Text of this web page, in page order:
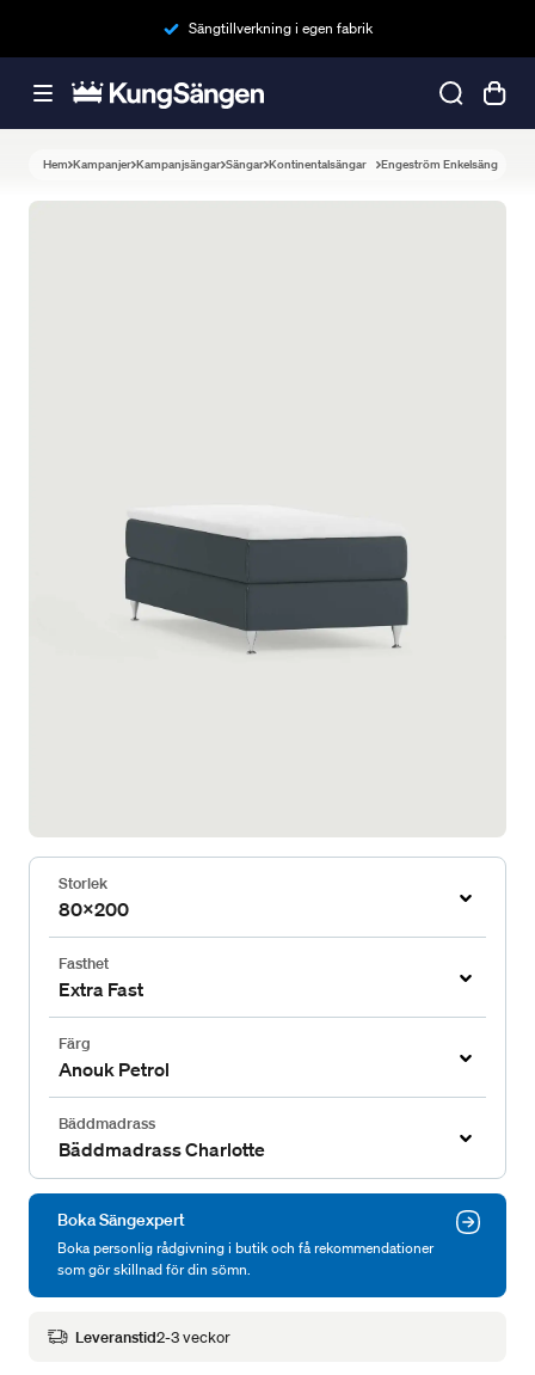
Sängtillverkning i egen fabrik
Hem Kampanjer Kampanjsängar Sängar Kontinentalsängar Engeström Enkelsäng
Storlek
80x200
Fasthet
Extra Fast
Färg
Anouk Petrol
Bäddmadrass
Bäddmadrass Charlotte
Boka Sängexpert
Boka personlig rådgivning i butik och få rekommendationer
som gör skillnad för din sömn.
Leveranstid2-3 veckor